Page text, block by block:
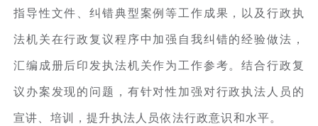
指导性文件、纠错典型案例等工作成果，以及行政执
法机关在行政复议程序中加强自我纠错的经验做法，
汇编成册后印发执法机关作为工作参考。结合行政复
议办案发现的问题，有针对性加强对行政执法人员的
宣讲、培训，提升执法人员依法行政意识和水平。